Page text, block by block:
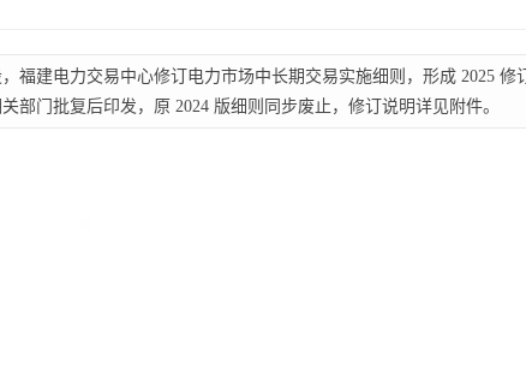
福建电力交易中心修订电力市场中长期交易实施细则，形成 2025 修订
部门批复后印发，原 2024 版细则同步废止，修订说明详见附件。